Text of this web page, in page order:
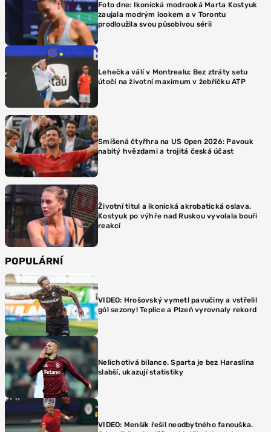
Foto dne: Ikonická modrooká Marta Kostyuk
zaujala modrým lookem a v Torontu
prodloužila svou působivou sérii
Lehečka válí v Montrealu: Bez ztráty setu
útočí na životní maximum v žebříčku ATP
Smíšená čtyřhra na US Open 2026: Pavouk
nabitý hvězdami a trojitá česká účast
Životní titul a ikonická akrobatická oslava.
Kostyuk po výhře nad Ruskou vyvolala bouři
reakcí
POPULÁRNÍ
VIDEO: Hrošovský vymetl pavučiny a vstřelil
gól sezony! Teplice a Plzeň vyrovnaly rekord
Nelichotivá bilance. Sparta je bez Haraslína
slabší, ukazují statistiky
VIDEO: Menšík řešil neodbytného fanouška.